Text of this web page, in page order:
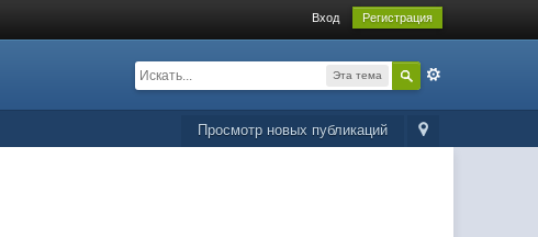
Вход Регистрация
Эта тема
Просмотр новых публикаций